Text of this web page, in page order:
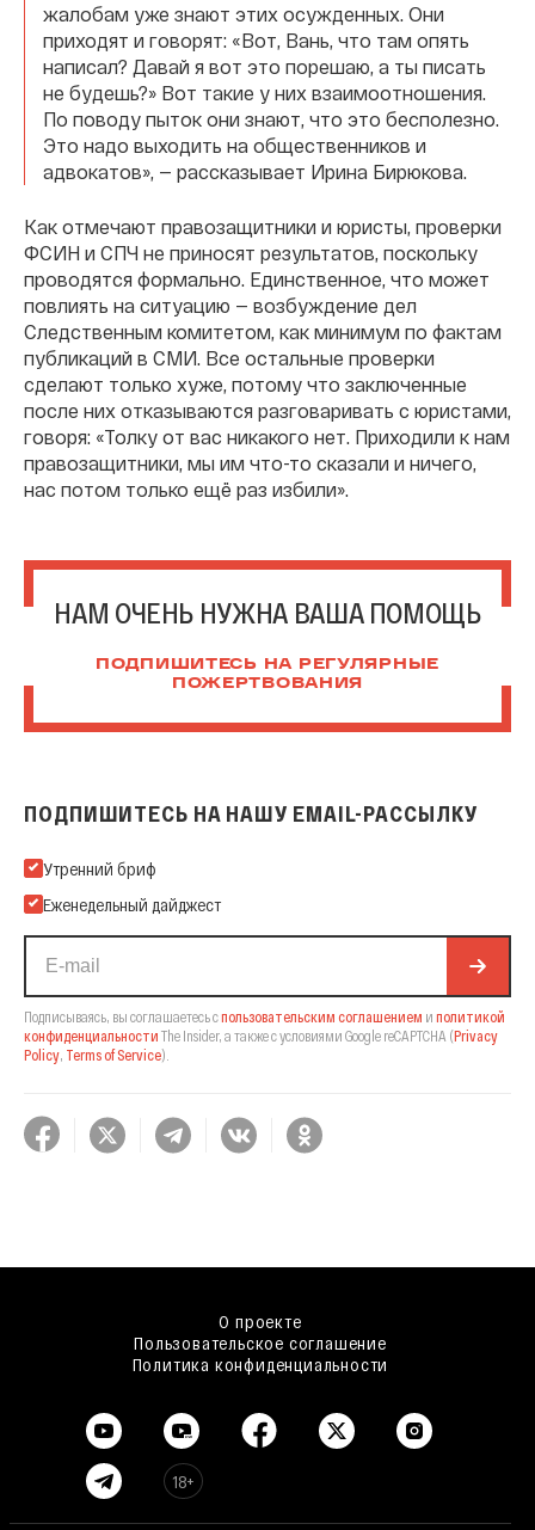
жалобам уже знают этих осужденных. Они
приходят и говорят: «Вот, Вань, что там опять
написал? Давай я вот это порешаю, а ты писать
не будешь?» Вот такие у них взаимоотношения.
По поводу пыток они знают, что это бесполезно.
Это надо выходить на общественников и
адвокатов», — рассказывает Ирина Бирюкова.
Как отмечают правозащитники и юристы, проверки
ФСИН и СПЧ не приносят результатов, поскольку
проводятся формально. Единственное, что может
повлиять на ситуацию — возбуждение дел
Следственным комитетом, как минимум по фактам
публикаций в СМИ. Все остальные проверки
сделают только хуже, потому что заключенные
после них отказываются разговаривать с юристами,
говоря: «Толку от вас никакого нет. Приходили к нам
правозащитники, мы им что-то сказали и ничего,
нас потом только ещё раз избили».
НАМ ОЧЕНЬ НУЖНА ВАША ПОМОЩЬ
ПОДПИШИТЕСЬ НА РЕГУЛЯРНЫЕ
ПОЖЕРТВОВАНИЯ
ПОДПИШИТЕСЬ НА НАШУ EMAIL-РАССЫЛКУ
Подпишитесь на нашу Email-рассылку
Утренний бриф
Еженедельный дайджест
Подписываясь, вы соглашаетесь спользовательским соглашением и политикой
конфиденциальности The Insider, а также с условиями Google reCAPTCHA (Privacy
Policy Terms of Service).
О проекте
Пользовательское соглашение
Политика конфиденциальности
18+